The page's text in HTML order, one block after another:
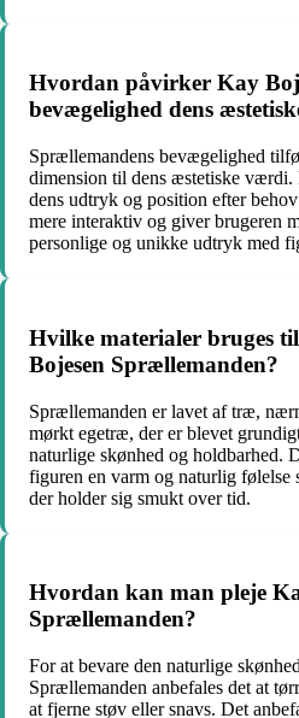
Hvordan påvirker Kay
bevægelighed dens
Sprællemandens bevægelighed
dimension til dens æstetiske værdi.
dens udtryk og position efter
mere interaktiv og giver brugeren
personlige og unikke udtryk med
Hvilke materialer bruges
Bojesen Sprællemanden?
Sprællemanden er lavet af træ,
mørkt egetræ, der er blevet
naturlige skønhed og holdbarhed.
figuren en varm og naturlig følelse
der holder sig smukt over tid.
Hvordan kan man pleje
Sprællemanden?
For at bevare den naturlige
Sprællemanden anbefales det at
at fjerne støv eller snavs. Det